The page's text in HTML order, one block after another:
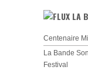
LA
Centenaire
La Bande
Festival